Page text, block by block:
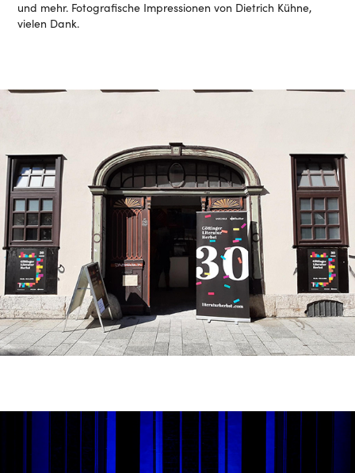
und mehr. Fotografische Impressionen von Dietrich Kühne,
vielen Dank.